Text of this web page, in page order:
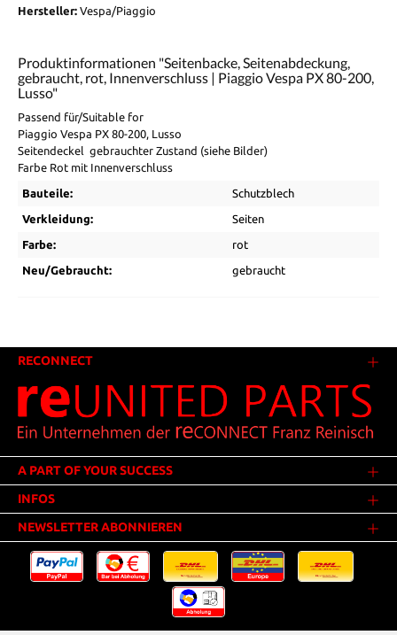
Hersteller: Vespa/Piaggio
Produktinformationen "Seitenbacke, Seitenabdeckung,
gebraucht, rot, Innenverschluss | Piaggio Vespa PX 80-200,
Lusso"
Passend für/Suitable for
Piaggio Vespa PX 80-200, Lusso
Seitendeckel gebrauchter Zustand (siehe Bilder)
Farbe Rot mit Innenverschluss
Bauteile: Schutzblech
Verkleidung: Seiten
Farbe: rot
Neu/Gebraucht: gebraucht
RECONNECT
A PART OF YOUR SUCCESS
INFOS
NEWSLETTER ABONNIEREN